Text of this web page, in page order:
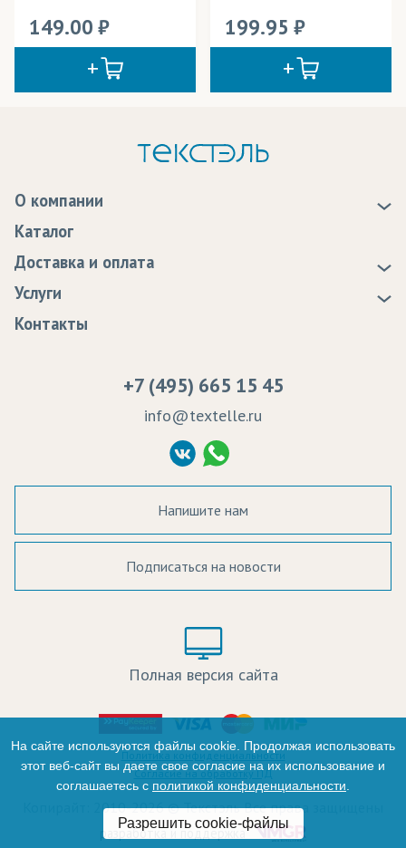
149.00 199.95
О компании
Статьи
Программа лояльности
Сертификаты качества
Судебные решения
Политика Конфиденциальности
Согласие на обработку ПД
Каталог
Доставка и оплата
Доставка
Оплата
Услуги
Образцы
Контакты
+7 (495) 665 15 45
info@textelle.ru
Напишите нам
Подписаться на новости
Полная версия сайта
Политика конфиденциальности
Согласие на обработку ПД
Копирайт: 2010-2026 © Текстэль Все права защищены
разработка и поддержка
-
На сайте используются файлы cookie. Продолжая использовать
этот веб-сайт вы даете свое согласие на их использование и
соглашаетесь с политикой конфиденциальности
Разрешить cookie-файлы